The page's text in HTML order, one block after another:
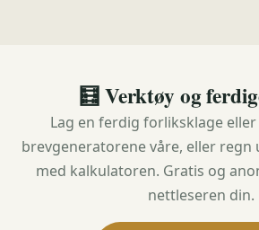
🧮 Verktøy og
Lag en ferdig forliksklage
brevgeneratorene våre, eller
med kalkulatoren. Gratis og
nettleseren din.